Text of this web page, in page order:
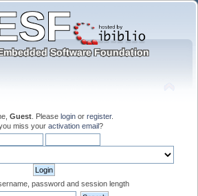
Guest . Please login or register.
miss your activation email?
password and session length